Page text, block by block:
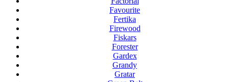
Favourite
Fertika
Firewood
Fiskars
Forester
Gardex
Grandy
Gratar